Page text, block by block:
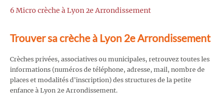
6 Micro crèche à Lyon 2e Arrondissement
Trouver sa crèche à Lyon 2e Arrondissement
Crèches privées, associatives ou municipales, retrouvez toutes les
informations (numéros de téléphone, adresse, mail, nombre de
places et modalités d'inscription) des structures de la petite
enfance à Lyon 2e Arrondissement.